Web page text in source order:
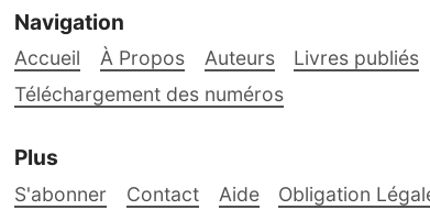
Navigation
Accueil À Propos Auteurs Livres publiés
Téléchargement des numéros
Plus
S'abonner Contact Aide Obligation